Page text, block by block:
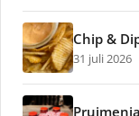
Chip &
31 juli 2026